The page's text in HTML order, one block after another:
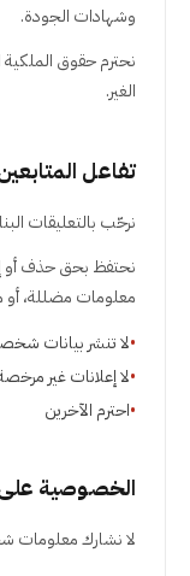
وشهادات الجودة.
نحترم حقوق
الغير.
تفاعل
نرحّب بالتعليقات
معلومات مضللة،
•لا تنشر بيانات
•لا إعلانات غير
•احترم الآخرين
الخصوصية
لا نشارك معلومات